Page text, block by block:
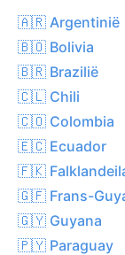
🇦🇷 Argentinië
🇧🇴 Bolivia
🇧🇷 Brazilië
🇨🇱 Chili
🇨🇴 Colombia
🇪🇨 Ecuador
🇫🇰
🇬🇫 Frans-
🇬🇾 Guyana
🇵🇾 Paraguay